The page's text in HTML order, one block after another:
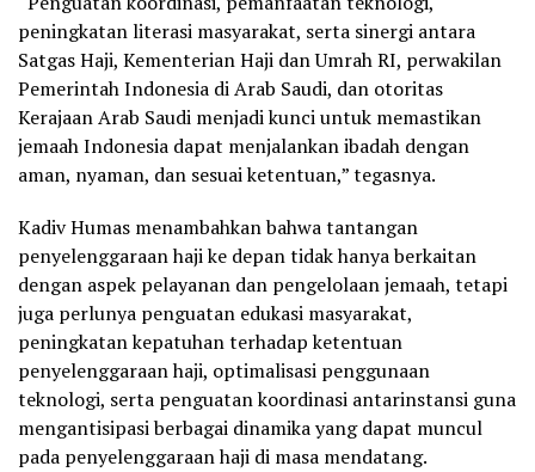
peningkatan literasi masyarakat, serta sinergi antara
Satgas Haji, Kementerian Haji dan Umrah RI, perwakilan
Pemerintah Indonesia di Arab Saudi, dan otoritas
Kerajaan Arab Saudi menjadi kunci untuk memastikan
jemaah Indonesia dapat menjalankan ibadah dengan
aman, nyaman, dan sesuai ketentuan,” tegasnya.
Kadiv Humas menambahkan bahwa tantangan
penyelenggaraan haji ke depan tidak hanya berkaitan
dengan aspek pelayanan dan pengelolaan jemaah, tetapi
juga perlunya penguatan edukasi masyarakat,
peningkatan kepatuhan terhadap ketentuan
penyelenggaraan haji, optimalisasi penggunaan
teknologi, serta penguatan koordinasi antarinstansi guna
mengantisipasi berbagai dinamika yang dapat muncul
pada penyelenggaraan haji di masa mendatang.